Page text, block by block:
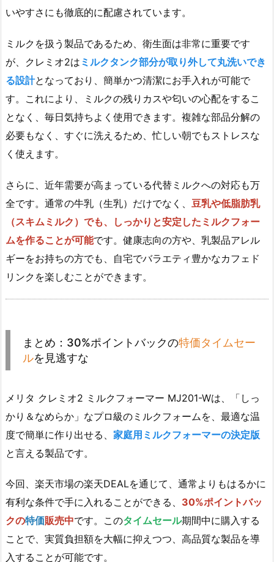
いやすさにも徹底的に配慮されています。
ミルクを扱う製品であるため、衛生面は非常に重要です
が、クレミオ2は ミルクタンク部分が取り外して丸洗いでき
る設計となっており、簡単かつ清潔にお手入れが可能で
す。これにより、ミルクの残りカスや匂いの心配をするこ
となく、毎日気持ちよく使用できます。複雑な部品分解の
必要もなく、すぐに洗えるため、忙しい朝でもストレスな
く使えます。
さらに、近年需要が高まっている代替ミルクへの対応も万
全です。通常の牛乳（生乳）だけでなく、 豆乳や低脂肪乳
（スキムミルク）でも、しっかりと安定したミルクフォー
ムを作ることが可能です。健康志向の方や、乳製品アレル
ギーをお持ちの方でも、自宅でバラエティ豊かなカフェド
リンクを楽しむことができます。
まとめ：30%ポイントバックの特価タイムセー
ルを見逃すな
メリタ クレミオ2 ミルクフォーマー MJ201-Wは、「しっ
かり＆なめらか」なプロ級のミルクフォームを、最適な温
度で簡単に作り出せる、 家庭用ミルクフォーマーの決定版
と言える製品です。
今回、楽天市場の楽天DEALを通じて、通常よりもはるかに
有利な条件で手に入れることができる、 30%ポイントバッ
クの特価販売中です。このタイムセール期間中に購入する
ことで、実質負担額を大幅に抑えつつ、高品質な製品を導
入することが可能です。